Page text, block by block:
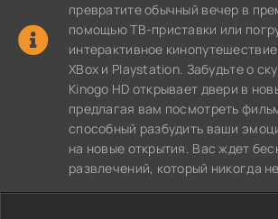
превратите обычный вечер в
помощью ТВ-приставки или
интерактивное
XBox и Playstation. Забудьте о
Kinogo HD открывает двери в
предлагая вам посмотреть
способный разбудить ваши
на новые открытия. Вас ждет
развлечений, который никогда